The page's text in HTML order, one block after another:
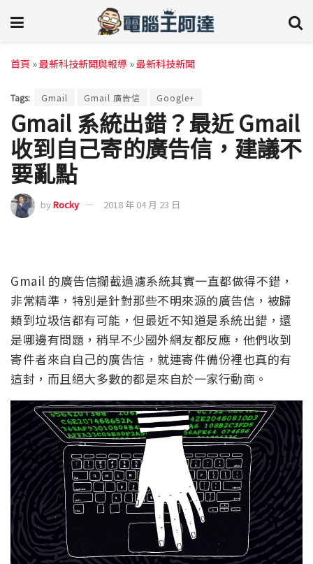
首頁 »最新科技新聞與報導 »最新科技新聞
Tags: Gmail Gmail 廣告信 Google+
Gmail 系統出錯？最近 Gmail
收到自己寄的廣告信，建議不
要亂點
byRocky 2018 年 04 月 23 日
Gmail 的廣告信攔截過濾系統其實一直都做得不錯，
非常精準，特別是針對那些不明來源的廣告信，被歸
類到垃圾信都有可能，但最近不知道是系統出錯，還
是哪邊有問題，稍早不少國外網友都反應，他們收到
寄件者來自自己的廣告信，就連寄件備份裡也真的有
這封，而且絕大多數的都是來自於一家行動商。